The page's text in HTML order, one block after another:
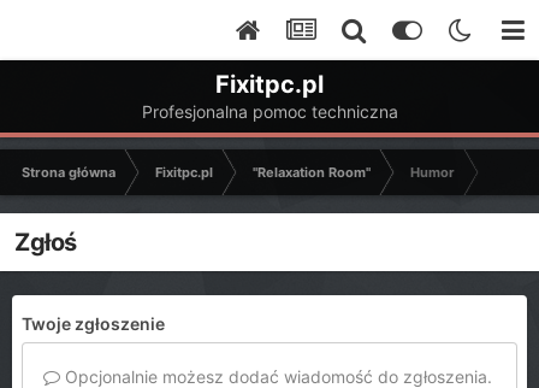
Fixitpc.pl
Profesjonalna pomoc techniczna
Strona główna Fixitpc.pl "Relaxation Room" Humor
Zgłoś
Twoje zgłoszenie
Opcjonalnie możesz dodać wiadomość do zgłoszenia.